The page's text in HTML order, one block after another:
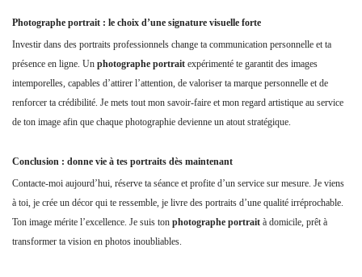
Photographe portrait : le choix d’une signature visuelle forte
Investir dans des portraits professionnels change ta communication personnelle et ta
présence en ligne. Un photographe portrait expérimenté te garantit des images
intemporelles, capables d’attirer l’attention, de valoriser ta marque personnelle et de
renforcer ta crédibilité. Je mets tout mon savoir-faire et mon regard artistique au service
de ton image afin que chaque photographie devienne un atout stratégique.
Conclusion : donne vie à tes portraits dès maintenant
Contacte-moi aujourd’hui, réserve ta séance et profite d’un service sur mesure. Je viens
à toi, je crée un décor qui te ressemble, je livre des portraits d’une qualité irréprochable.
Ton image mérite l’excellence. Je suis ton photographe portrait à domicile, prêt à
transformer ta vision en photos inoubliables.